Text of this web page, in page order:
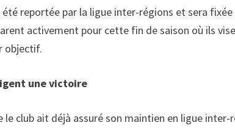
été reportée par la ligue inter-régions et sera
activement pour cette fin de saison où ils
objectif.
une victoire
le club ait déjà assuré son maintien en ligue